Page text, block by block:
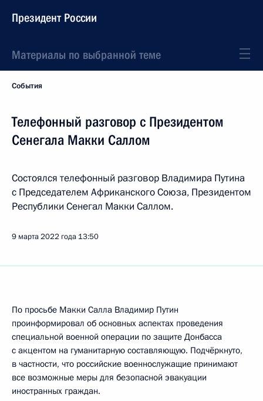
Президент России
Материалы по выбранной теме
События
Телефонный разговор с Президентом
Сенегала Макки Саллом
Состоялся телефонный разговор Владимира Путина
с Председателем Африканского Союза, Президентом
Республики Сенегал Макки Саллом.
9 марта 2022 года 13:50
По просьбе Макки Салла Владимир Путин
проинформировал об основных аспектах проведения
специальной военной операции по защите Донбасса
с акцентом на гуманитарную составляющую. Подчёркнуто,
в частности, что российские военнослужащие принимают
все возможные меры для безопасной эвакуации
иностранных граждан.